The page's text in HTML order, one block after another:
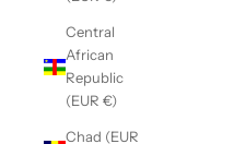
Central
African
Republic
(EUR €)
Chad (EUR